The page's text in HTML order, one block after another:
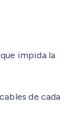
impida la
de cada